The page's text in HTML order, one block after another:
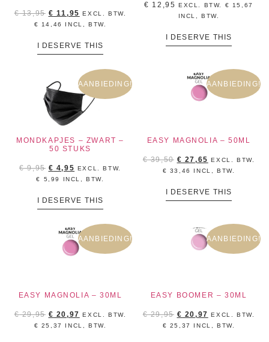
€13,95 € 11,95 EXCL. BTW.
€ 14,46 INCL, BTW.
I DESERVE THIS
€ 12,95 EXCL. BTW. € 15,67
INCL, BTW.
I DESERVE THIS
AANBIEDING!
MONDKAPJES – ZWART –
50 STUKS
€9,95 € 4,95 EXCL. BTW.
€
5,99 INCL, BTW.
I DESERVE THIS
AANBIEDING!
EASY MAGNOLIA – 50ML
€39,50 € 27,65 EXCL. BTW.
€ 33,46 INCL, BTW.
I DESERVE THIS
AANBIEDING!
EASY MAGNOLIA – 30ML
€29,95 € 20,97 EXCL. BTW.
€ 25,37 INCL, BTW.
AANBIEDING!
EASY BOOMER – 30ML
€29,95 € 20,97 EXCL. BTW.
€ 25,37 INCL, BTW.